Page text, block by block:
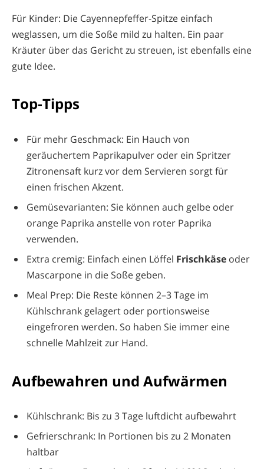
Für Kinder: Die Cayennepfeffer-Spitze einfach
weglassen, um die Soße mild zu halten. Ein paar
Kräuter über das Gericht zu streuen, ist ebenfalls eine
gute Idee.
Top-Tipps
Für mehr Geschmack: Ein Hauch von
geräuchertem Paprikapulver oder ein Spritzer
Zitronensaft kurz vor dem Servieren sorgt für
einen frischen Akzent.
Gemüsevarianten: Sie können auch gelbe oder
orange Paprika anstelle von roter Paprika
verwenden.
Extra cremig: Einfach einen Löffel Frischkäse oder
Mascarpone in die Soße geben.
Meal Prep: Die Reste können 2–3 Tage im
Kühlschrank gelagert oder portionsweise
eingefroren werden. So haben Sie immer eine
schnelle Mahlzeit zur Hand.
Aufbewahren und Aufwärmen
Kühlschrank: Bis zu 3 Tage luftdicht aufbewahrt
Gefrierschrank: In Portionen bis zu 2 Monaten
haltbar